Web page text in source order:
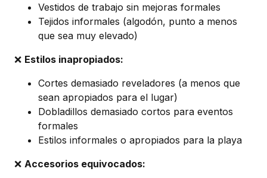
Vestidos de trabajo sin mejoras formales
Tejidos informales (algodón, punto a menos
que sea muy elevado)
❌ Estilos inapropiados:
Cortes demasiado reveladores (a menos que
sean apropiados para el lugar)
Dobladillos demasiado cortos para eventos
formales
Estilos informales o apropiados para la playa
❌ Accesorios equivocados: